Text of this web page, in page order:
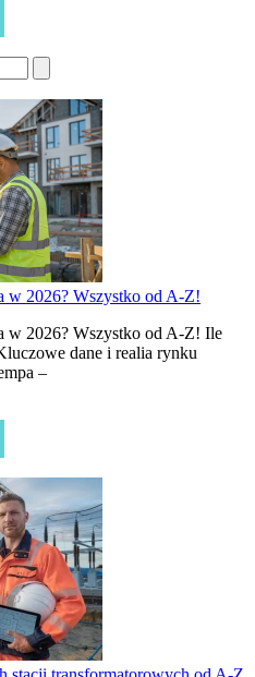
w 2026? Wszystko od A-Z!
w 2026? Wszystko od A-Z! Ile
dane i realia rynku
–